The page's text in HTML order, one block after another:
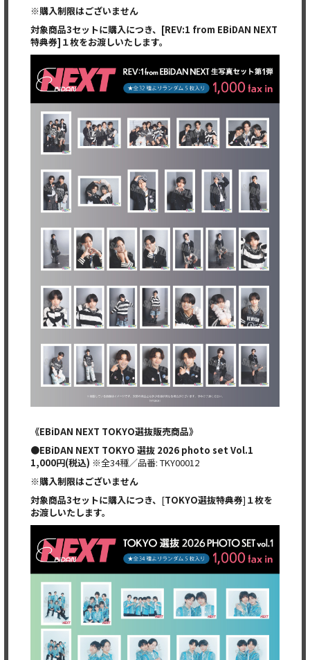
※購入制限はございません
対象商品3セットに購入につき、[REV:1 from EBiDAN NEXT
特典券]１枚をお渡しいたします。
《EBiDAN NEXT TOKYO選抜販売商品》
●EBiDAN NEXT TOKYO 選抜 2026 photo set Vol.1
1,000円(税込) ※全34種／品番: TKY00012
※購入制限はございません
対象商品3セットに購入につき、 [TOKYO選抜特典券] １枚を
お渡しいたします。